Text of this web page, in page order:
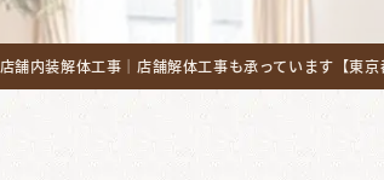
店舗内装解体工事｜店舗解体工事も承っています【東京